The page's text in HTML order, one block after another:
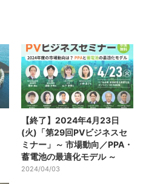
【終了】2024年4月23日
(火)「第29回PVビジネスセ
ミナー」～ 市場動向／PPA・
蓄電池の最適化モデル ～
2024/04/03